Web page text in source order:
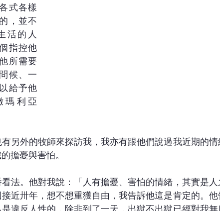
式各樣
，並不
活的人
指控他
所需要
候、一
給予他
瑪利亞
另外的牧師來探訪我，我亦有跟他們說過我近期的情
擔憂與害怕。
法。他對我說：「人有擔憂、害怕的情緒，其實是
近卅年，想不想重獲自由，我告訴他這是肯定的。
違反人性的，除非到了一天，出獄不出獄已經對我